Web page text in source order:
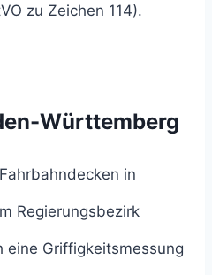
zu Zeichen 114).
Württemberg
in
Regierungsbezirk
eine Griffigkeitsmessung